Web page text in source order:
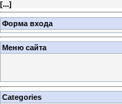
[...]
Форма входа
Меню сайта
Categories